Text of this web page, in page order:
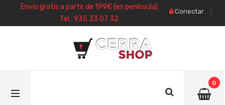
Envío gratis a partir de 199€ (en península)
Tel.: 935 33 07 32
Conectar
0